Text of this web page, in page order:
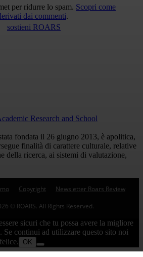
per ridurre lo spam. Scopri come
dai commenti.
fondata il 26 giugno 2013, è apolitica,
finalità di carattere culturale, relative
della ricerca, ai sistemi di valutazione,
Copyright
Newsletter Roars Review
© ROARS. All Rights Reserved.
sicuri che tu possa avere la migliore
Se continui ad utilizzare questo sito noi
OK